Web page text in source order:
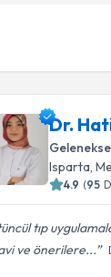
Dr.
Isparta,
4.9 (95
tıp
ve önerilere...